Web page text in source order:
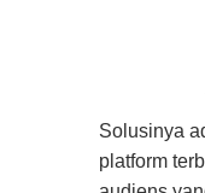
Solusinya
platform